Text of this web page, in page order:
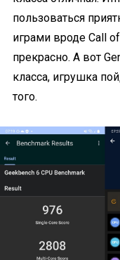
пользоваться
играми вроде Call
прекрасно. А вот
класса, игрушка
того.